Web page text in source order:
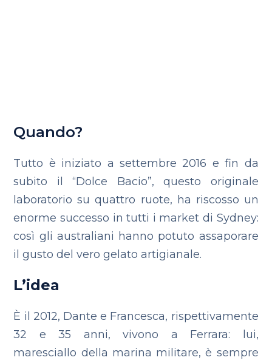
Quando?
Tutto è iniziato a settembre 2016 e fin da
subito il “Dolce Bacio”, questo originale
laboratorio su quattro ruote, ha riscosso un
enorme successo in tutti i market di Sydney:
così gli australiani hanno potuto assaporare
il gusto del vero gelato artigianale.
L’idea
È il 2012, Dante e Francesca, rispettivamente
32 e 35 anni, vivono a Ferrara: lui,
maresciallo della marina militare, è sempre